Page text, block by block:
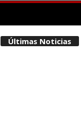
Últimas Noticias